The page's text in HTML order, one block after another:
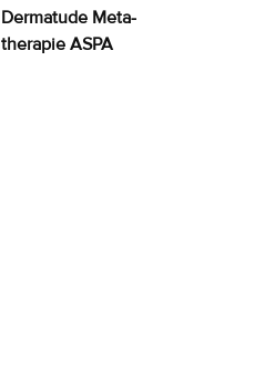
Dermatude Meta-
therapie ASPA